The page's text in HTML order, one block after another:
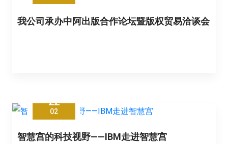
我公司承办中阿出版合作论坛暨版权贸易洽谈会
22
02
智慧宫的科技视野——IBM走进智慧宫